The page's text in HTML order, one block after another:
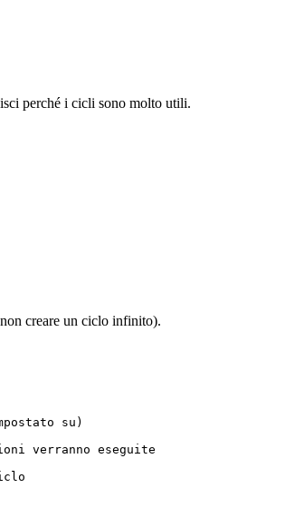
perché i cicli sono molto utili.
creare un ciclo infinito).
su)
verranno eseguite